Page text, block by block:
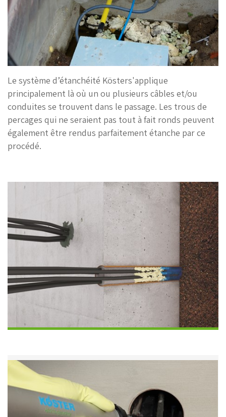
Le système d’étanchéité Kösters'applique
principalement là où un ou plusieurs câbles et/ou
conduites se trouvent dans le passage. Les trous de
percages qui ne seraient pas tout à fait ronds peuvent
également être rendus parfaitement étanche par ce
procédé.